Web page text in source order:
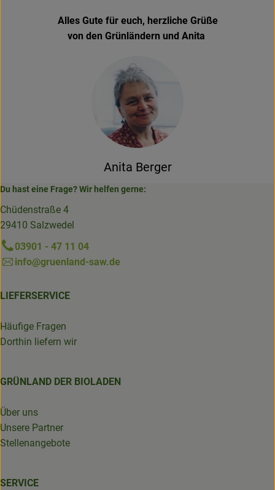
Alles Gute für euch, herzliche Grüße
von den Grünländern und Anita
Anita Berger
Du hast eine Frage? Wir helfen gerne:
Chüdenstraße 4
29410 Salzwedel
03901 - 47 11 04
info@gruenland-saw.de
LIEFERSERVICE
Häufige Fragen
Dorthin liefern wir
GRÜNLAND DER BIOLADEN
Über uns
Unsere Partner
Stellenangebote
SERVICE